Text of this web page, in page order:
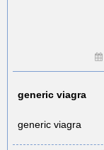
generic viagra
generic viagra